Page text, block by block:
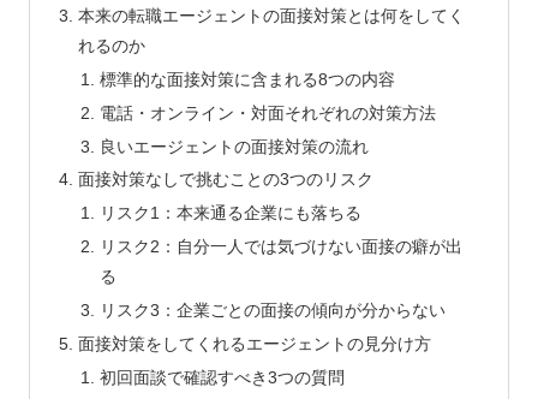
本来の転職エージェントの面接対策とは何をしてく
れるのか
標準的な面接対策に含まれる8つの内容
電話・オンライン・対面それぞれの対策方法
良いエージェントの面接対策の流れ
面接対策なしで挑むことの3つのリスク
リスク1：本来通る企業にも落ちる
リスク2：自分一人では気づけない面接の癖が出
る
リスク3：企業ごとの面接の傾向が分からない
面接対策をしてくれるエージェントの見分け方
初回面談で確認すべき3つの質問